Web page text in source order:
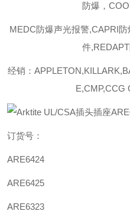
防爆，
MEDC防爆声光报警,CAPRI
件
经销：
E,CMP,CCG
订货号：
ARE6424
ARE6425
ARE6323